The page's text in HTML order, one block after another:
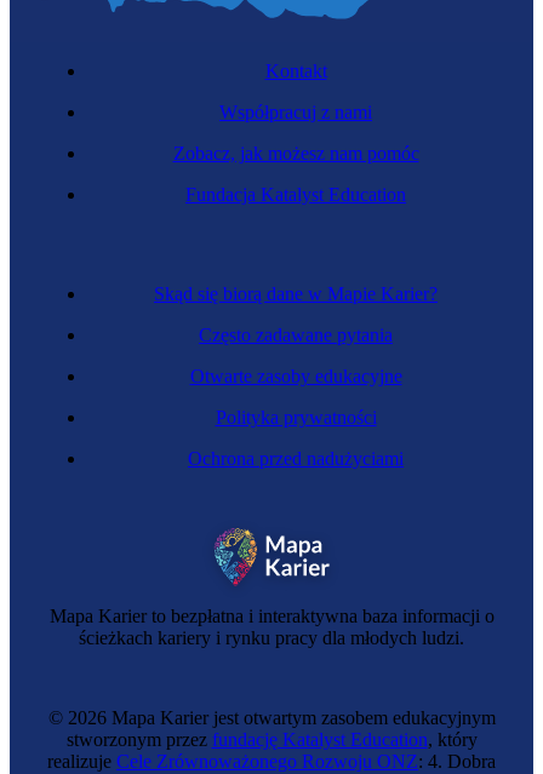
Mapa Karier to bezpłatna i interaktywna baza informacji o
ścieżkach kariery i rynku pracy dla młodych ludzi.
Skąd się biorą dane w Mapie Karier?
Często zadawane pytania
Otwarte zasoby edukacyjne
Polityka prywatności
Ochrona przed nadużyciami
Kontakt
Współpracuj z nami
Zobacz, jak możesz nam pomóc
Fundacja Katalyst Education
© 2026 Mapa Karier jest otwartym zasobem edukacyjnym
stworzonym przez fundację Katalyst Education, który
realizuje Cele Zrównoważonego Rozwoju ONZ: 4. Dobra